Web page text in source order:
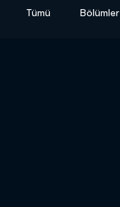
Tümü Bölümler